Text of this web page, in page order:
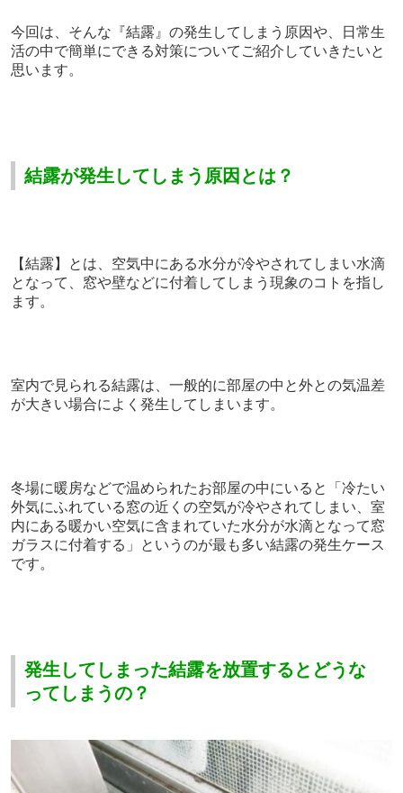
今回は、そんな『結露』の発生してしまう原因や、日常生
活の中で簡単にできる対策についてご紹介していきたいと
思います。
結露が発生してしまう原因とは？
【結露】とは、空気中にある水分が冷やされてしまい水滴
となって、窓や壁などに付着してしまう現象のコトを指し
ます。
室内で見られる結露は、一般的に部屋の中と外との気温差
が大きい場合によく発生してしまいます。
冬場に暖房などで温められたお部屋の中にいると「冷たい
外気にふれている窓の近くの空気が冷やされてしまい、室
内にある暖かい空気に含まれていた水分が水滴となって窓
ガラスに付着する」というのが最も多い結露の発生ケース
です。
発生してしまった結露を放置するとどうな
ってしまうの？